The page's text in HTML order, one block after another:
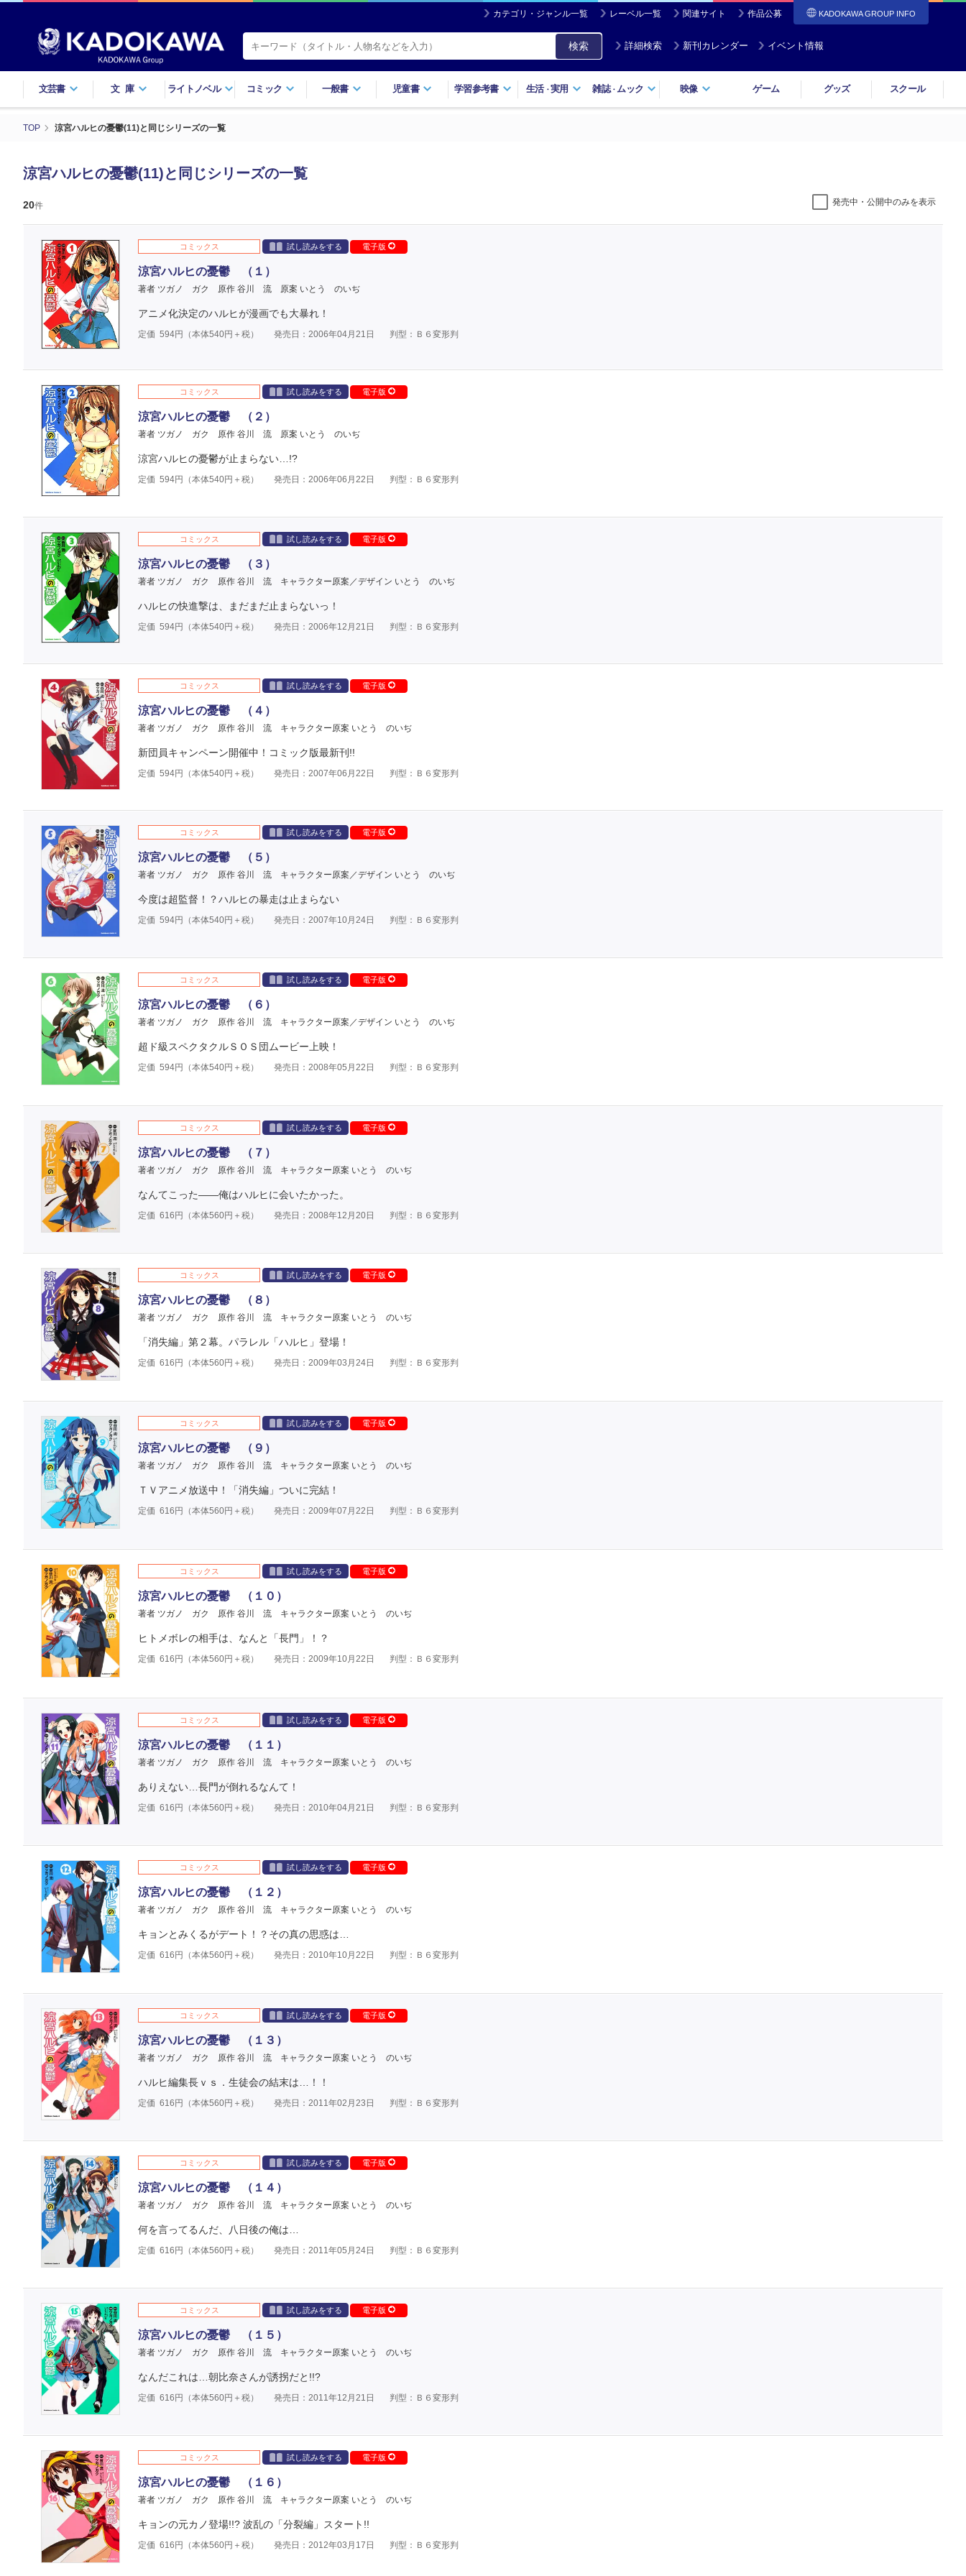
カテゴリ・ジャンル一覧 レーベル一覧 関連サイト 作品公募 KADOKAWA GROUP INFO
検索 詳細検索 新刊カレンダー イベント情報
文芸書 文庫 ライトノベル コミック 一般書 児童書 学習参考書 生活・実用 雑誌・ ムック 映像 ゲーム グッズ スクール
TOP 涼宮ハルヒの憂鬱(11)と同じシリーズの一覧
涼宮ハルヒの憂鬱(11)と同じシリーズの一覧
20件 発売中・公開中のみを表示
コミックス 試し読みをする 電子版
涼宮ハルヒの憂鬱 （１）
著者 ツガノ ガク 原作 谷川 流 原案 いとう のいぢ
アニメ化決定のハルヒが漫画でも大暴れ！
定価 594円（本体540円＋税） 発売日：2006年04月21日 判型：Ｂ６変形判
コミックス 試し読みをする 電子版
涼宮ハルヒの憂鬱 （２）
著者 ツガノ ガク 原作 谷川 流 原案 いとう のいぢ
涼宮ハルヒの憂鬱が止まらない…!?
定価 594円（本体540円＋税） 発売日：2006年06月22日 判型：Ｂ６変形判
コミックス 試し読みをする 電子版
涼宮ハルヒの憂鬱 （３）
著者 ツガノ ガク 原作 谷川 流 キャラクター原案／デザイン いとう のいぢ
ハルヒの快進撃は、まだまだ止まらないっ！
定価 594円（本体540円＋税） 発売日：2006年12月21日 判型：Ｂ６変形判
コミックス 試し読みをする 電子版
涼宮ハルヒの憂鬱 （４）
著者 ツガノ ガク 原作 谷川 流 キャラクター原案 いとう のいぢ
新団員キャンペーン開催中！コミック版最新刊!!
定価 594円（本体540円＋税） 発売日：2007年06月22日 判型：Ｂ６変形判
コミックス 試し読みをする 電子版
涼宮ハルヒの憂鬱 （５）
著者 ツガノ ガク 原作 谷川 流 キャラクター原案／デザイン いとう のいぢ
今度は超監督！？ハルヒの暴走は止まらない
定価 594円（本体540円＋税） 発売日：2007年10月24日 判型：Ｂ６変形判
コミックス 試し読みをする 電子版
涼宮ハルヒの憂鬱 （６）
著者 ツガノ ガク 原作 谷川 流 キャラクター原案／デザイン いとう のいぢ
超ド級スペクタクルＳＯＳ団ムービー上映！
定価 594円（本体540円＋税） 発売日：2008年05月22日 判型：Ｂ６変形判
コミックス 試し読みをする 電子版
涼宮ハルヒの憂鬱 （７）
著者 ツガノ ガク 原作 谷川 流 キャラクター原案 いとう のいぢ
なんてこった――俺はハルヒに会いたかった。
定価 616 円（本体560円＋税） 発売日：2008年12月20日 判型：Ｂ６変形判
コミックス 試し読みをする 電子版
涼宮ハルヒの憂鬱 （８）
著者 ツガノ ガク 原作 谷川 流 キャラクター原案 いとう のいぢ
「消失編」第２幕。パラレル「ハルヒ」登場！
定価 616 円（本体560円＋税） 発売日：2009年03月24日 判型：Ｂ６変形判
コミックス 試し読みをする 電子版
涼宮ハルヒの憂鬱 （９）
著者 ツガノ ガク 原作 谷川 流 キャラクター原案 いとう のいぢ
ＴＶアニメ放送中！「消失編」ついに完結！
定価 616 円（本体560円＋税） 発売日：2009年07月22日 判型：Ｂ６変形判
コミックス 試し読みをする 電子版
涼宮ハルヒの憂鬱 （１０）
著者 ツガノ ガク 原作 谷川 流 キャラクター原案 いとう のいぢ
ヒトメボレの相手は、なんと「長門」！？
定価 616 円（本体560円＋税） 発売日：2009年10月22日 判型：Ｂ６変形判
コミックス 試し読みをする 電子版
涼宮ハルヒの憂鬱 （１１）
著者 ツガノ ガク 原作 谷川 流 キャラクター原案 いとう のいぢ
ありえない…長門が倒れるなんて！
定価 616 円（本体560円＋税） 発売日：2010年04月21日 判型：Ｂ６変形判
コミックス 試し読みをする 電子版
涼宮ハルヒの憂鬱 （１２）
著者 ツガノ ガク 原作 谷川 流 キャラクター原案 いとう のいぢ
キョンとみくるがデート！？その真の思惑は…
定価 616 円（本体560円＋税） 発売日：2010年10月22日 判型：Ｂ６変形判
コミックス 試し読みをする 電子版
涼宮ハルヒの憂鬱 （１３）
著者 ツガノ ガク 原作 谷川 流 キャラクター原案 いとう のいぢ
ハルヒ編集長ｖｓ．生徒会の結末は…！！
定価 616 円（本体560円＋税） 発売日：2011年02月23日 判型：Ｂ６変形判
コミックス 試し読みをする 電子版
涼宮ハルヒの憂鬱 （１４）
著者 ツガノ ガク 原作 谷川 流 キャラクター原案 いとう のいぢ
何を言ってるんだ、八日後の俺は…
定価 616 円（本体560円＋税） 発売日：2011年05月24日 判型：Ｂ６変形判
コミックス 試し読みをする 電子版
涼宮ハルヒの憂鬱 （１５）
著者 ツガノ ガク 原作 谷川 流 キャラクター原案 いとう のいぢ
なんだこれは…朝比奈さんが誘拐だと!!?
定価 616 円（本体560円＋税） 発売日：2011年12月21日 判型：Ｂ６変形判
コミックス 試し読みをする 電子版
涼宮ハルヒの憂鬱 （１６）
著者 ツガノ ガク 原作 谷川 流 キャラクター原案 いとう のいぢ
キョンの元カノ登場!!? 波乱の「分裂編」スタート!!
定価 616 円（本体560円＋税） 発売日：2012年03月17日 判型：Ｂ６変形判